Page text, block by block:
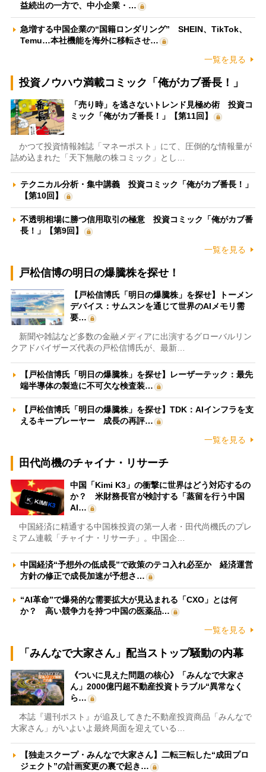
益続出の一方で、中小企業・…
急増する中国企業の“国籍ロンダリング” SHEIN、TikTok、
Temu…本社機能を海外に移転させ…
一覧を見る
投資ノウハウ満載コミック「俺がカブ番長！」
「売り時」を逃さないトレンド見極め術 投資コ
ミック「俺がカブ番長！」【第11回】
かつて投資情報雑誌「マネーポスト」にて、圧倒的な情報量が
詰め込まれた「天下無敵の株コミック」とし…
テクニカル分析・集中講義 投資コミック「俺がカブ番長！」
【第10回】
不透明相場に勝つ信用取引の極意 投資コミック「俺がカブ番
長！」【第9回】
一覧を見る
戸松信博の明日の爆騰株を探せ！
【戸松信博氏「明日の爆騰株」を探せ】トーメン
デバイス：サムスンを通じて世界のAIメモリ需
要…
新聞や雑誌など多数の金融メディアに出演するグローバルリン
クアドバイザーズ代表の戸松信博氏が、最新…
【戸松信博氏「明日の爆騰株」を探せ】レーザーテック：最先
端半導体の製造に不可欠な検査装…
【戸松信博氏「明日の爆騰株」を探せ】TDK：AIインフラを支
えるキープレーヤー 成長の再評…
一覧を見る
田代尚機のチャイナ・リサーチ
中国「Kimi K3」の衝撃に世界はどう対応するの
か？ 米財務長官が検討する「蒸留を行う中国
AI…
中国経済に精通する中国株投資の第一人者・田代尚機氏のプレ
ミアム連載「チャイナ・リサーチ」。中国企…
中国経済“予想外の低成長”で政策のテコ入れ必至か 経済運営
方針の修正で成長加速が予想さ…
“AI革命”で爆発的な需要拡大が見込まれる「CXO」とは何
か？ 高い競争力を持つ中国の医薬品…
一覧を見る
「みんなで大家さん」配当ストップ騒動の内幕
《ついに見えた問題の核心》「みんなで大家さ
ん」2000億円超不動産投資トラブル“異常なく
ら…
本誌『週刊ポスト』が追及してきた不動産投資商品「みんなで
大家さん」がいよいよ最終局面を迎えている…
【独走スクープ・みんなで大家さん】二転三転した“成田プロ
ジェクト”の計画変更の裏で起き…